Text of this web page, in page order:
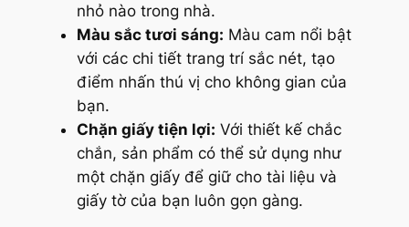
nhỏ nào trong nhà.
Màu sắc tươi sáng: Màu cam nổi bật
với các chi tiết trang trí sắc nét, tạo
điểm nhấn thú vị cho không gian của
bạn.
Chặn giấy tiện lợi: Với thiết kế chắc
chắn, sản phẩm có thể sử dụng như
một chặn giấy để giữ cho tài liệu và
giấy tờ của bạn luôn gọn gàng.